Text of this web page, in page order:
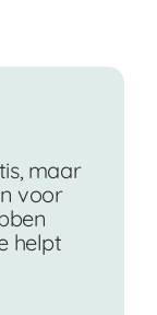
maar
voor
helpt